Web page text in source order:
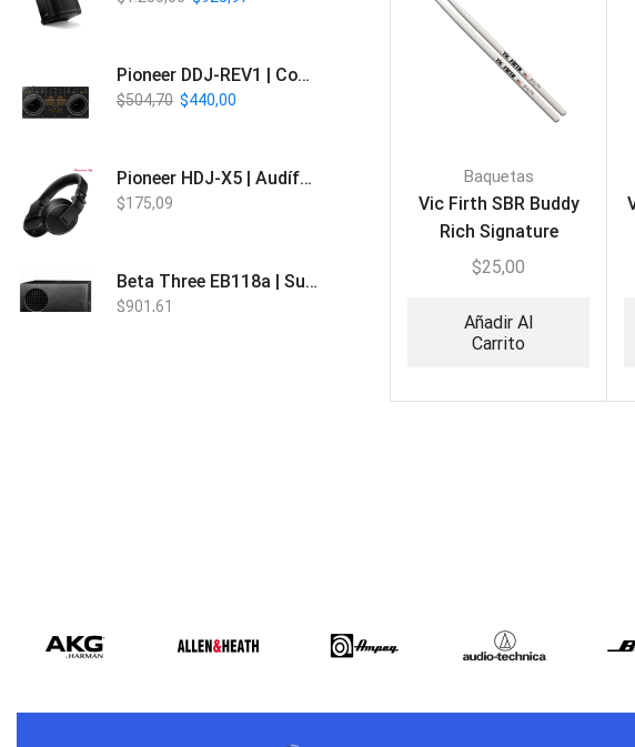
Baquetas
Vic Firth SBR Buddy
Rich Signature
Drumsticks
$25,00
Añadir Al
Carrito
Pioneer DDJ-REV1 | Controlador DJ de 2 canales estilo Scratch
$504,70 $440,00
Pioneer HDJ-X5 | Audífonos para DJ
$175,09
Beta Three EB118a | Sub Bajo Activo
$901,61